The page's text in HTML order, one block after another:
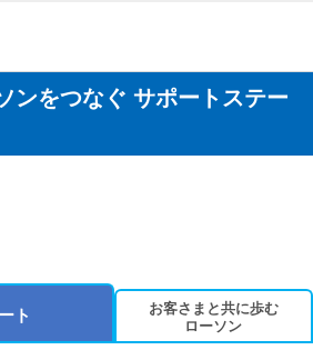
ンをつなぐ サポートステー
ト
お客さまと共に歩む
ローソン